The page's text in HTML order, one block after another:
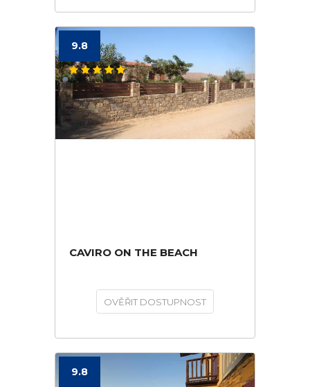
9.8
CAVIRO ON THE BEACH
OVĚŘIT DOSTUPNOST
9.8